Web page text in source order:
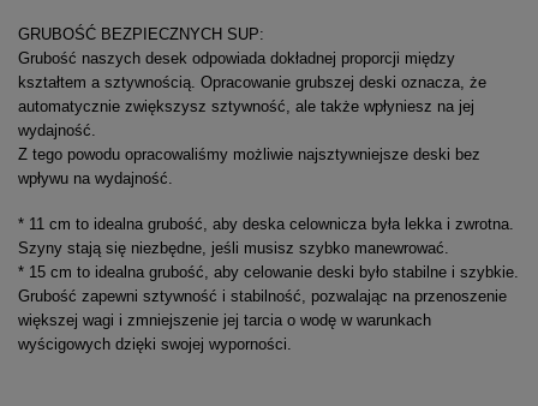
GRUBOŚĆ BEZPIECZNYCH SUP:
Grubość naszych desek odpowiada dokładnej proporcji między
kształtem a sztywnością. Opracowanie grubszej deski oznacza, że
automatycznie zwiększysz sztywność, ale także wpłyniesz na jej
wydajność.
Z tego powodu opracowaliśmy możliwie najsztywniejsze deski bez
wpływu na wydajność.
* 11 cm to idealna grubość, aby deska celownicza była lekka i zwrotna.
Szyny stają się niezbędne, jeśli musisz szybko manewrować.
* 15 cm to idealna grubość, aby celowanie deski było stabilne i szybkie.
Grubość zapewni sztywność i stabilność, pozwalając na przenoszenie
większej wagi i zmniejszenie jej tarcia o wodę w warunkach
wyścigowych dzięki swojej wyporności.